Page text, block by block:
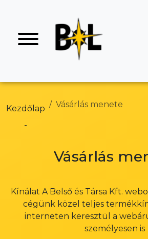
Kezdőlap Vásárlás menete
Vásárlás
Kínálat A Belső és Társa Kft.
cégünk közel teljes
interneten keresztül a
személyesen is